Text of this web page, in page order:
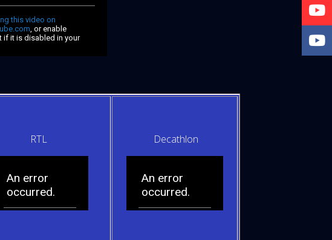
RTL Decathlon